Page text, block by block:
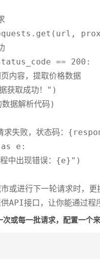
== 200:
内容，提取价格数据
取成功！")
据解析代码)
失败，状态码：
e:
中出现错误：{e}")
或进行下一轮请求时，更
次或每一批请求，配置一个